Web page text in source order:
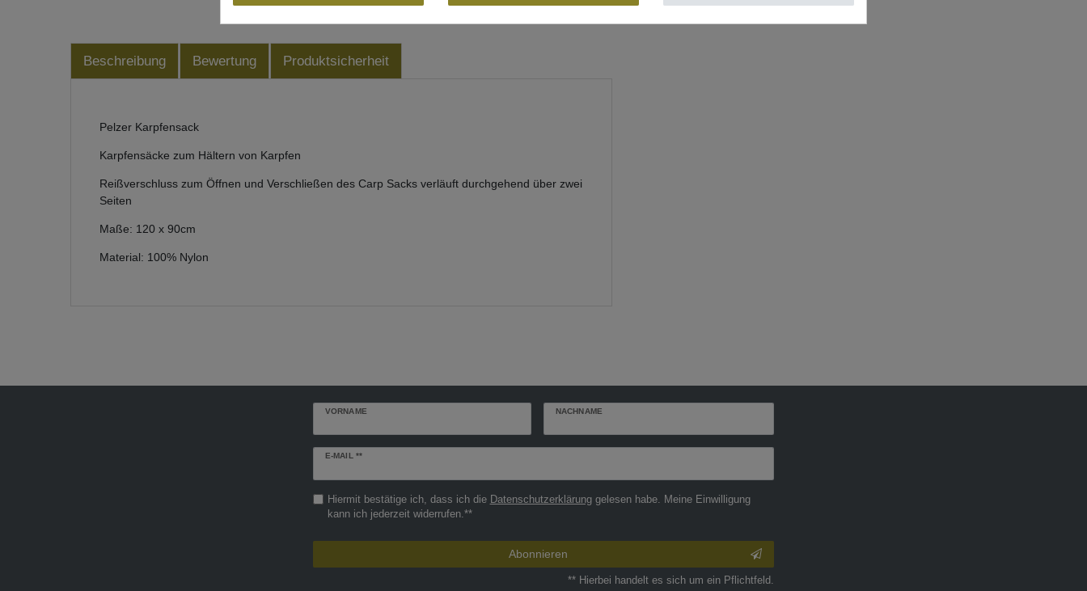
Beschreibung Bewertung Produktsicherheit
Pelzer Karpfensack
Karpfensäcke zum Hältern von Karpfen
Reißverschluss zum Öffnen und Verschließen des Carp Sacks verläuft durchgehend über zwei
Seiten
Maße: 120 x 90cm
Material: 100% Nylon
VORNAME NACHNAME
E-MAIL **
Newsletter
Hiermit bestätige ich, dass ich die Daten­schutz­erklärunggelesen habe. Meine Einwilligung
kann ich jederzeit widerrufen.**
Abonnieren
** Hierbei handelt es sich um ein Pflichtfeld.